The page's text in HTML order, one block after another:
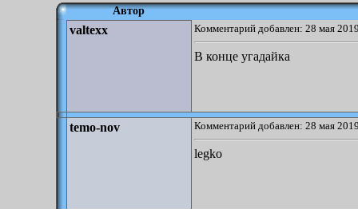
Автор
valtexx Комментарий добавлен: 28 мая
В конце угадайка
temo-nov Комментарий добавлен: 28 мая
legko